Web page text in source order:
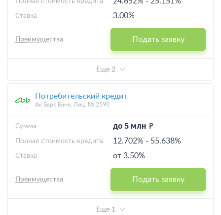
3.00%
Ставка
Подать заявку
Преимущества
Еще 2
Потребительский кредит
Ак Барс Банк, Лиц. № 2590
до 5 млн
Cумма
12.702% - 55.638%
Полная стоимость кредита
от 3.50%
Ставка
Подать заявку
Преимущества
Еще 1